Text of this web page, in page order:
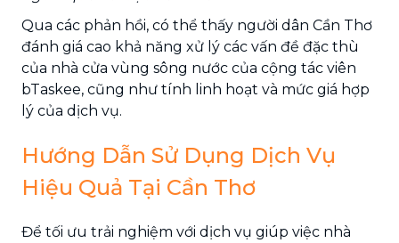
Qua các phản hồi, có thể thấy người dân Cần Thơ
đánh giá cao khả năng xử lý các vấn đề đặc thù
của nhà cửa vùng sông nước của cộng tác viên
bTaskee, cũng như tính linh hoạt và mức giá hợp
lý của dịch vụ.
Hướng Dẫn Sử Dụng Dịch Vụ
Hiệu Quả Tại Cần Thơ
Để tối ưu trải nghiệm với dịch vụ giúp việc nhà